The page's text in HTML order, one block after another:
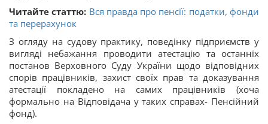
Читайте статтю: Вся правда про пенсії: податки, фонди
та перерахунок
З огляду на судову практику, поведінку підприємств у
вигляді небажання проводити атестацію та останніх
постанов Верховного Суду України щодо відповідних
спорів працівників, захист своїх прав та доказування
атестації покладено на самих працівників (хоча
формально на Відповідача у таких справах- Пенсійний
фонд).